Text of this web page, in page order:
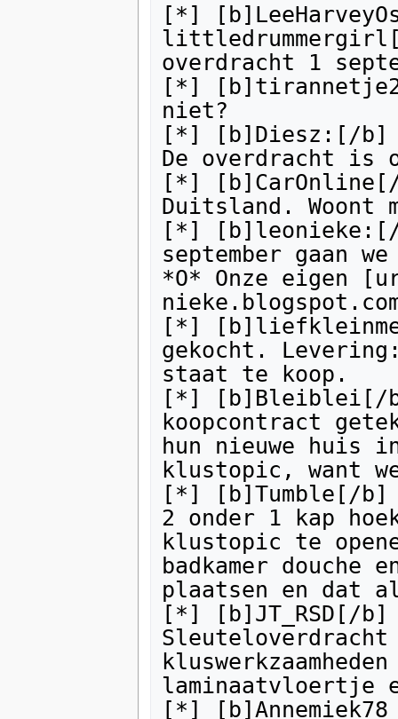
[*]
overdracht 1
[*]
niet?
[*] [b]Diesz:[/b]
De overdracht is
[*] [b]CarOnline[/
Duitsland.
[*]
september gaan
*O* Onze eigen
[*]
gekocht.
staat te koop.
[*] [b]Bleiblei[/b]
koopcontract
hun nieuwe huis
klustopic, want
[*] [b]Tumble[/
2 onder 1 kap
klustopic te
badkamer douche
plaatsen en dat
[*] [b]JT_RSD[/b]
laminaatvloertje
[*]